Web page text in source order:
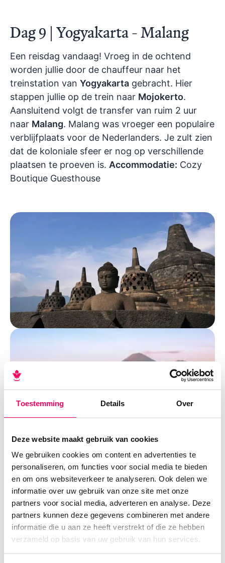
Toestemming Details Over
Deze website maakt gebruik van cookies
We gebruiken cookies om content en advertenties te
personaliseren, om functies voor social media te bieden
en om ons websiteverkeer te analyseren. Ook delen we
informatie over uw gebruik van onze site met onze
partners voor social media, adverteren en analyse. Deze
partners kunnen deze gegevens combineren met andere
informatie die u aan ze heeft verstrekt of die ze hebben
verzameld op basis van uw gebruik van hun services.
Dag 9 | Yogyakarta - Malang
Een reisdag vandaag! Vroeg in de ochtend
worden jullie door de chauffeur naar het
treinstation van Yogyakarta gebracht. Hier
stappen jullie op de trein naar Mojokerto.
Aansluitend volgt de transfer van ruim 2 uur
naar Malang. Malang was vroeger een populaire
verblijfplaats voor de Nederlanders. Je zult zien
dat de koloniale sfeer er nog op verschillende
plaatsen te proeven is. Accommodatie: Cozy
Boutique Guesthouse